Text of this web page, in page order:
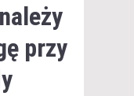
przy